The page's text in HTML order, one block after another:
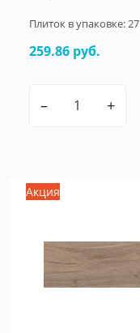
Плиток в упаковке:27
259.86 руб.
– +
Акция